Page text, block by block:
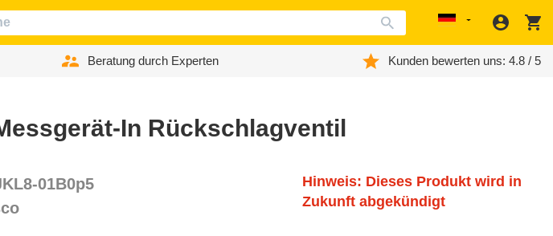
Localization
Beratung durch Experten Kunden bewerten uns: 4.8 / 5
In Rückschlagventil
01B0p5
Hinweis: Dieses Produkt wird in
Zukunft abgekündigt